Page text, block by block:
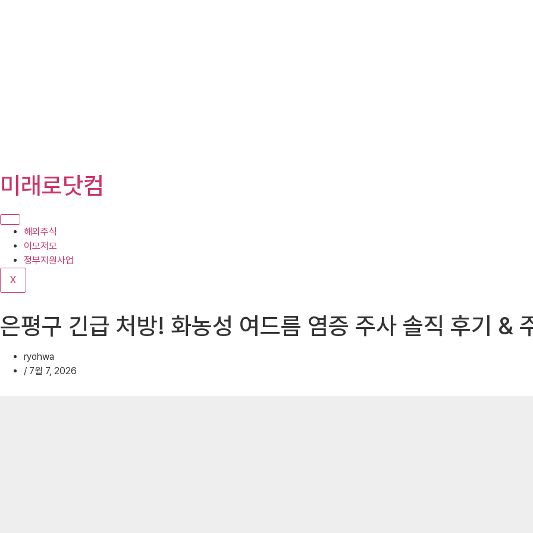
텐
로
기
미래로닷컴
해외주식
이모저모
정부지원사업
X
은평구 긴급 처방! 화농성 여드름 염증 주사 솔직 후기 &
ryohwa
/ 7월 7, 2026